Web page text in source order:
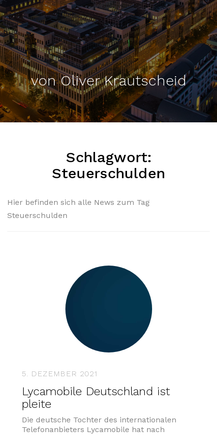
von Oliver Krautscheid
Schlagwort:
Steuerschulden
Hier befinden sich alle News zum Tag
Steuerschulden
5. DEZEMBER 2021
Lycamobile Deutschland ist
pleite
Die deutsche Tochter des internationalen
Telefonanbieters Lycamobile hat nach